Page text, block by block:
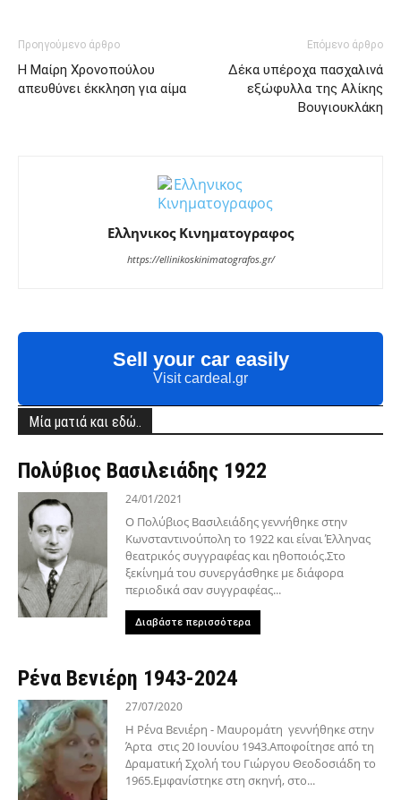
Προηγούμενο άρθρο
Η Μαίρη Χρονοπούλου
απευθύνει έκκληση για αίμα
Επόμενο άρθρο
Δέκα υπέροχα πασχαλινά
εξώφυλλα της Αλίκης
Βουγιουκλάκη
Ελληνικος Κινηματογραφος
https://ellinikoskinimatografos.gr/
Sell your car easily
Visit cardeal.gr
Μία ματιά και εδώ..
Πολύβιος Βασιλειάδης 1922
24/01/2021
Ο Πολύβιος Βασιλειάδης γεννήθηκε στην
Κωνσταντινούπολη το 1922 και είναι Έλληνας
θεατρικός συγγραφέας και ηθοποιός.Στο
ξεκίνημά του συνεργάσθηκε με διάφορα
περιοδικά σαν συγγραφέας...
Διαβάστε περισσότερα
Ρένα Βενιέρη 1943-2024
27/07/2020
Η Ρένα Βενιέρη - Μαυρομάτη γεννήθηκε στην
Άρτα στις 20 Ιουνίου 1943.Αποφοίτησε από τη
Δραματική Σχολή του Γιώργου Θεοδοσιάδη το
1965.Εμφανίστηκε στη σκηνή, στο...